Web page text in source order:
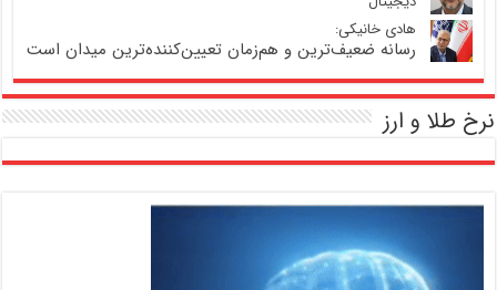
هادی خانیکی:
رسانه ضعیف‌ترین و هم‌زمان تعیین‌کننده‌ترین میدان است
نرخ طلا و ارز